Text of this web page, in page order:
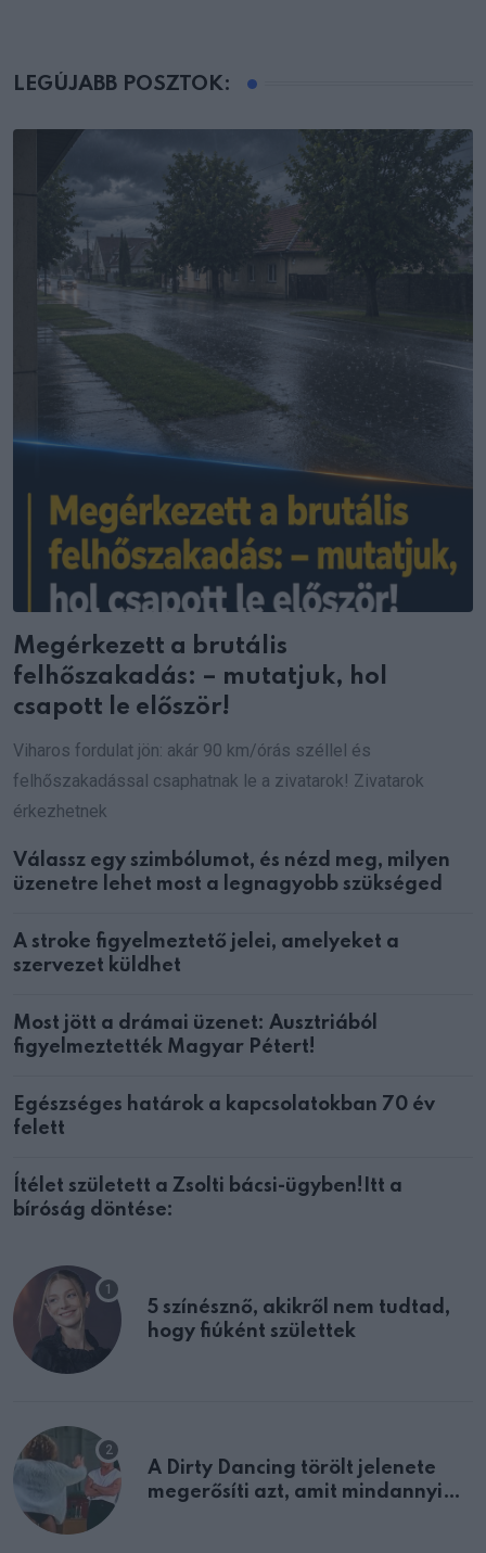
LEGÚJABB POSZTOK:
Megérkezett a brutális
felhőszakadás: – mutatjuk, hol
csapott le először!
Viharos fordulat jön: akár 90 km/órás széllel és
felhőszakadással csaphatnak le a zivatarok! Zivatarok
érkezhetnek
Válassz egy szimbólumot, és nézd meg, milyen
üzenetre lehet most a legnagyobb szükséged
A stroke figyelmeztető jelei, amelyeket a
szervezet küldhet
Most jött a drámai üzenet: Ausztriából
figyelmeztették Magyar Pétert!
Egészséges határok a kapcsolatokban 70 év
felett
Ítélet született a Zsolti bácsi-ügyben!Itt a
bíróság döntése:
5 színésznő, akikről nem tudtad,
hogy fiúként születtek
A Dirty Dancing törölt jelenete
megerősíti azt, amit mindannyian